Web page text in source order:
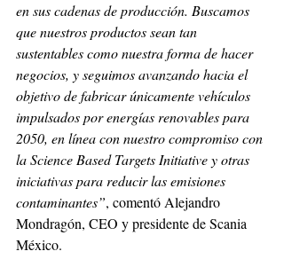
en sus cadenas de producción. Buscamos
que nuestros productos sean tan
sustentables como nuestra forma de hacer
negocios, y seguimos avanzando hacia el
objetivo de fabricar únicamente vehículos
impulsados por energías renovables para
2050, en línea con nuestro compromiso con
la Science Based Targets Initiative y otras
iniciativas para reducir las emisiones
contaminantes”, comentó Alejandro
Mondragón, CEO y presidente de Scania
México.